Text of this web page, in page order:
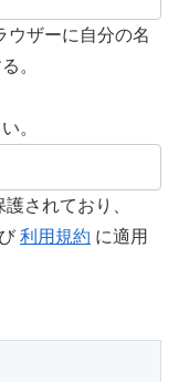
ウザーに自分の名
。
。
されており、
利用規約 に適用